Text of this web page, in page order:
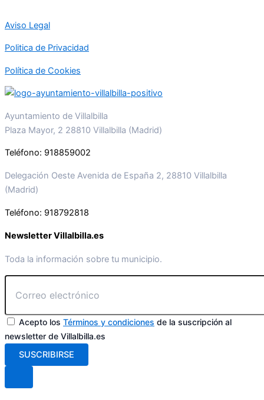
Aviso Legal
Politica de Privacidad
Política de Cookies
Ayuntamiento de Villalbilla
Plaza Mayor, 2 28810 Villalbilla (Madrid)
Teléfono: 918859002
Delegación Oeste Avenida de España 2, 28810 Villalbilla
(Madrid)
Teléfono: 918792818
Newsletter Villalbilla.es
Toda la información sobre tu municipio.
Acepto los Términos y condiciones de la suscripción al
newsletter de Villalbilla.es
SUSCRIBIRSE